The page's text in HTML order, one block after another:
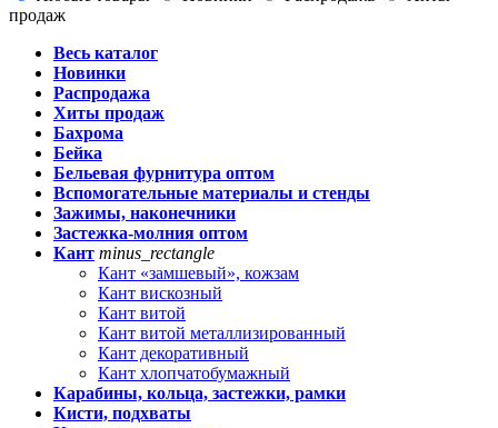
продаж
Весь каталог
Новинки
Распродажа
Хиты продаж
Бахрома
Бейка
Бельевая фурнитура оптом
Вспомогательные материалы и стенды
Зажимы, наконечники
Застежка-молния оптом
Кант minus_rectangle
Кант «замшевый», кожзам
Кант вискозный
Кант витой
Кант витой металлизированный
Кант декоративный
Кант хлопчатобумажный
Карабины, кольца, застежки, рамки
Кисти, подхваты